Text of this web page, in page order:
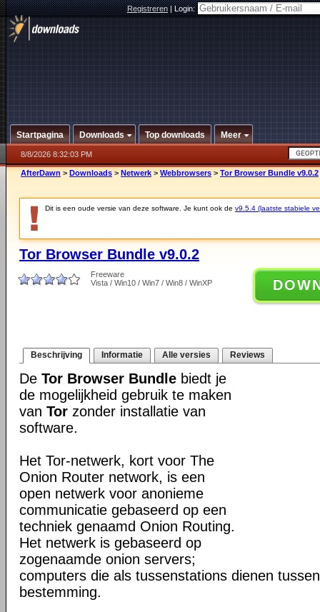
Registreren|Login:
Startpagina Downloads Top downloads Meer
8/8/2026 8:32:03 PM
AfterDawn > Downloads > Netwerk > Webbrowsers > Tor Browser Bundle v9.0.2
Dit is een oude versie van deze software. Je kunt ook de v9.5.4 (laatste stabiele
Tor Browser Bundle v9.0.2
Freeware
Vista / Win10 / Win7 / Win8 / WinXP
Beschrijving Informatie Alle versies Reviews
De Tor Browser Bundle biedt je
de mogelijkheid gebruik te maken
van Tor zonder installatie van
software.
Het Tor-netwerk, kort voor The
Onion Router network, is een
open netwerk voor anonieme
communicatie gebaseerd op een
techniek genaamd Onion Routing.
Het netwerk is gebaseerd op
zogenaamde onion servers;
computers die als tussenstations dienen
bestemming.